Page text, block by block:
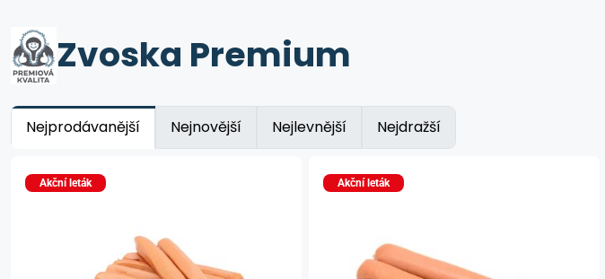
Zvoska Premium
Nejprodávanější Nejnovější Nejlevnější Nejdražší
Akční leták Akční leták